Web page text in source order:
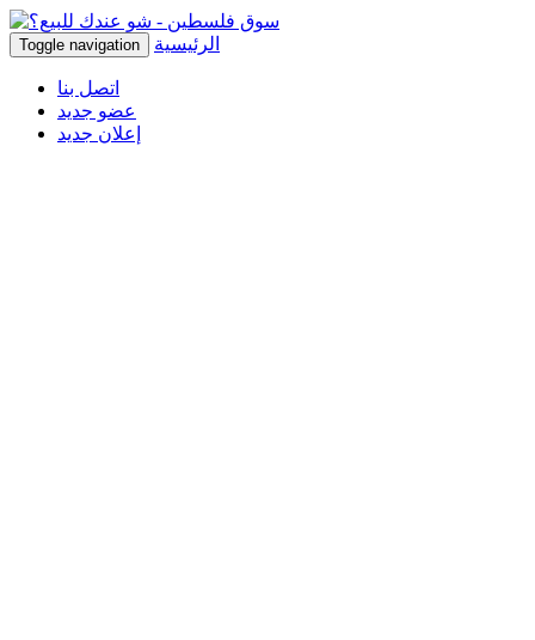
Toggle navigation الرئيسية
اتصل بنا
عضو جديد
إعلان جديد